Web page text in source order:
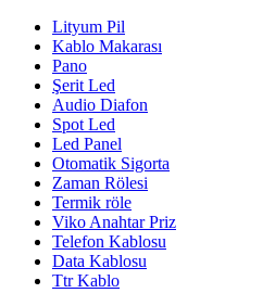
Lityum Pil
Kablo Makarası
Pano
Şerit Led
Audio Diafon
Spot Led
Led Panel
Otomatik Sigorta
Zaman Rölesi
Termik röle
Viko Anahtar Priz
Telefon Kablosu
Data Kablosu
Ttr Kablo